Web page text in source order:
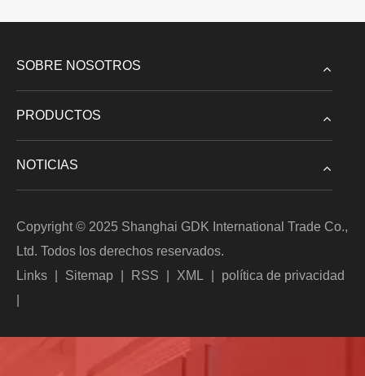
SOBRE NOSOTROS
PRODUCTOS
NOTICIAS
Copyright © 2025 Shanghai GDK International Trade Co.,
Ltd. Todos los derechos reservados.
Links
Sitemap RSS XML
política de privacidad